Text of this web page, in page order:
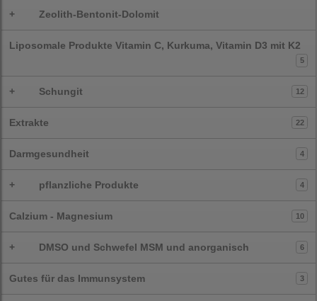
+ Zeolith-Bentonit-Dolomit
Liposomale Produkte Vitamin C, Kurkuma, Vitamin D3 mit K2
5
+ Schungit 12
Extrakte 22
Darmgesundheit 4
+ pflanzliche Produkte 4
Calzium - Magnesium 10
+ DMSO und Schwefel MSM und anorganisch 6
Gutes für das Immunsystem 3